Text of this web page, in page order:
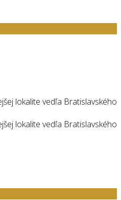
lokalite vedľa Bratislavského
lokalite vedľa Bratislavského